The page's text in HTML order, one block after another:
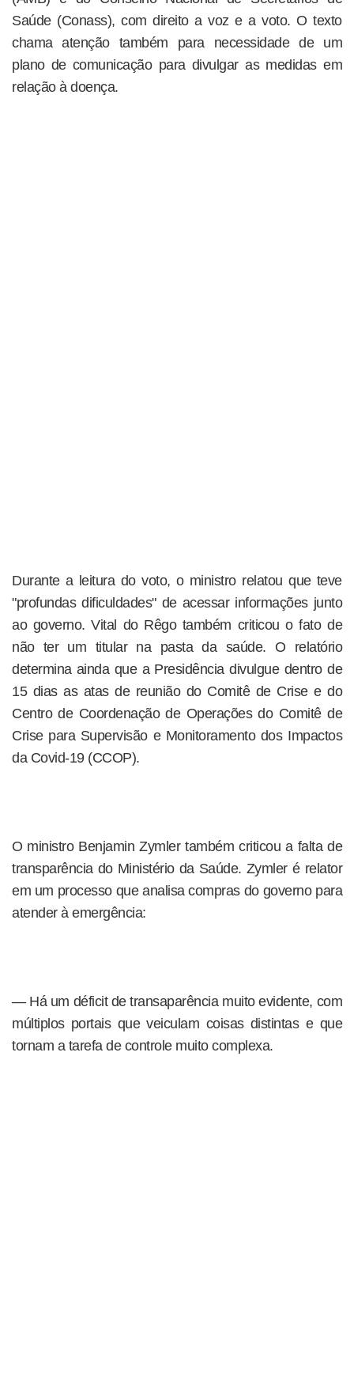
Saúde (Conass), com direito a voz e a voto. O texto
chama atenção também para necessidade de um
plano de comunicação para divulgar as medidas em
relação à doença.
Durante a leitura do voto, o ministro relatou que teve
"profundas dificuldades" de acessar informações junto
ao governo. Vital do Rêgo também criticou o fato de
não ter um titular na pasta da saúde. O relatório
determina ainda que a Presidência divulgue dentro de
15 dias as atas de reunião do Comitê de Crise e do
Centro de Coordenação de Operações do Comitê de
Crise para Supervisão e Monitoramento dos Impactos
da Covid-19 (CCOP).
O ministro Benjamin Zymler também criticou a falta de
transparência do Ministério da Saúde. Zymler é relator
em um processo que analisa compras do governo para
atender à emergência:
— Há um déficit de transaparência muito evidente, com
múltiplos portais que veiculam coisas distintas e que
tornam a tarefa de controle muito complexa.